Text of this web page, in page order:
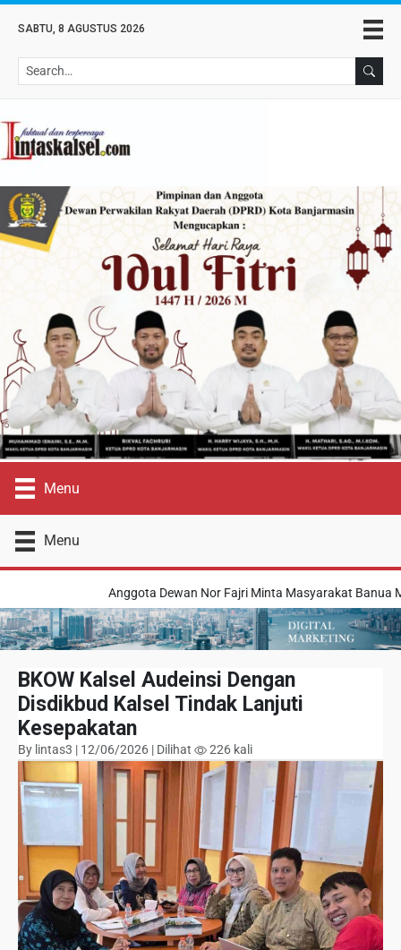
SABTU, 8 AGUSTUS 2026
Menu
Menu
Anggota Dewan Nor Fajri Minta Masyarakat Banua
BKOW Kalsel Audeinsi Dengan
Disdikbud Kalsel Tindak Lanjuti
Kesepakatan
By lintas3 | 12/06/2026 | Dilihat 226 kali